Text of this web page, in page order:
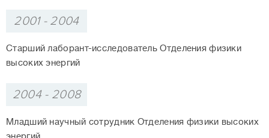
2001 - 2004
Старший лаборант-исследователь Отделения физики
высоких энергий
2004 - 2008
Младший научный сотрудник Отделения физики высоких